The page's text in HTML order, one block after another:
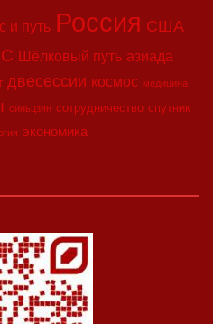
и путь Россия США
Шёлковый путь азиада
двесессии космос медицина
синьцзян сотрудничество спутник
экономика